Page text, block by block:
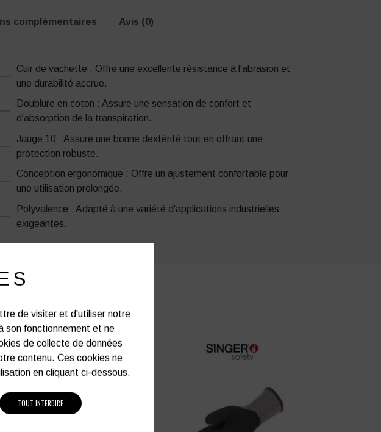
complémentaires Avis (0)
Cuir de vachette : Offre une excellente résistance à l'abrasion et
une durabilité accrue.
Doublure en coton : Assure une sensation de confort et
d'absorption de la transpiration.
Jauge 10 : Assure une bonne dextérité tout en offrant une
protection robuste.
Conception ergonomique : Offre un ajustement confortable pour
une utilisation prolongée.
Polyvalence : Adapté à une variété d'applications industrielles
exigeantes.
de visiter et d'utiliser notre
son fonctionnement et ne
de collecte de données
contenu. Ces cookies ne
en cliquant ci-dessous.
TOUT INTERDIRE